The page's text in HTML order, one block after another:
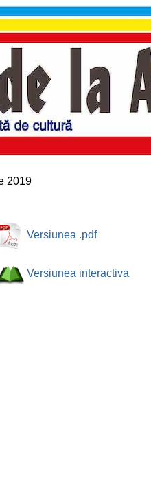
2019
Versiunea .pdf
Versiunea interactiva